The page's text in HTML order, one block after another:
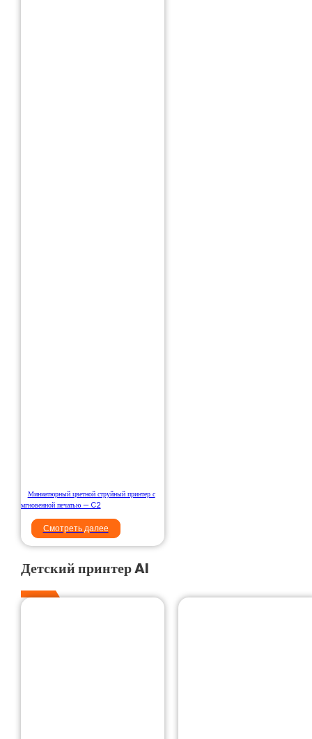
Миниатюрный цветной струйный принтер с
мгновенной печатью — C2
Смотреть далее
Детский принтер Al